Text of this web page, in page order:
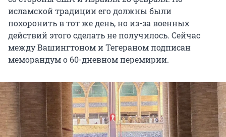
исламской традиции его должны были
похоронить в тот же день, но из-за военных
действий этого сделать не получилось. Сейчас
между Вашингтоном и Тегераном подписан
меморандум о 60-дневном перемирии.